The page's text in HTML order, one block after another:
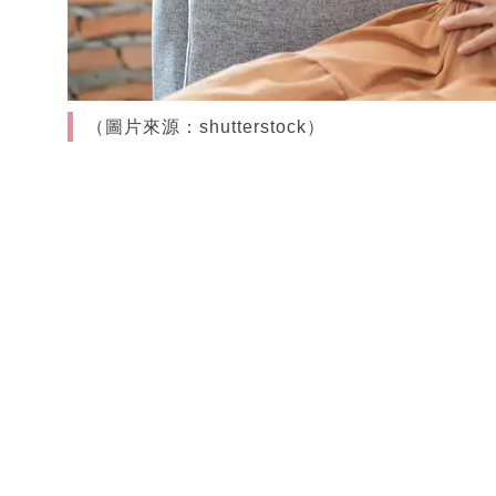
（圖片來源：shutterstock）